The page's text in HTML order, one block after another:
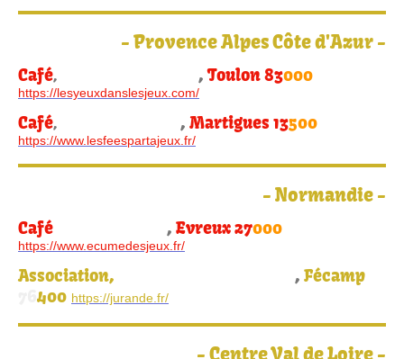
- Provence Alpes Côte d'Azur -
Café, ,Toulon 83000
https://lesyeuxdanslesjeux.com/
Café, , Martigues 13500
https://www.lesfeespartajeux.fr/
- Normandie -
Café , Evreux 27000
https://www.ecumedesjeux.fr/
Association, , Fécamp
400 https://jurande.fr/
- Centre Val de Loire -